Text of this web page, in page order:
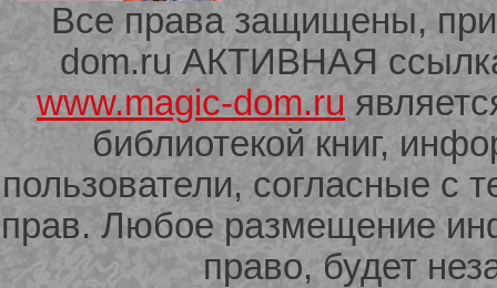
209 Белая кофта из ленточного
Все права защищены,
dom.ru АКТИВНАЯ ссылка
www.magic-dom.ru
библиотекой книг,
пользователи, согласные с
прав. Любое размещение
право, будет